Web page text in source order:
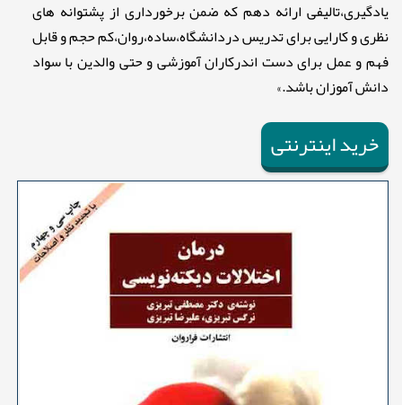
یادگیری،تالیفی ارائه دهم که ضمن برخورداری از پشتوانه های
نظری و کارایی برای تدریس دردانشگاه،ساده،روان،کم حجم و قابل
فهم و عمل برای دست اندرکاران آموزشی و حتی والدین با سواد
دانش آموزان باشد.»
خرید اینترنتی